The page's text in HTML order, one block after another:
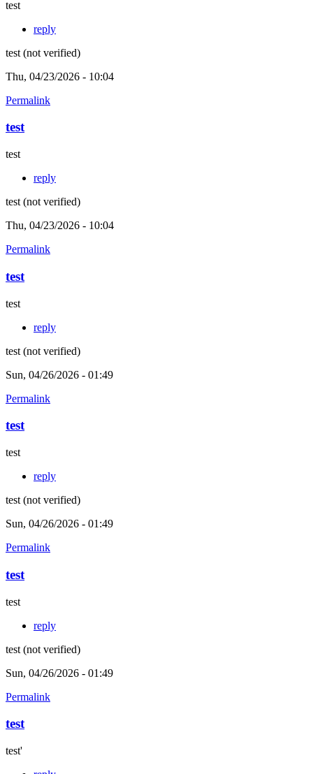
test
reply
test (not verified)
Thu, 04/23/2026 - 10:04
Permalink
test
test
reply
test (not verified)
Thu, 04/23/2026 - 10:04
Permalink
test
test
reply
test (not verified)
Sun, 04/26/2026 - 01:49
Permalink
test
test
reply
test (not verified)
Sun, 04/26/2026 - 01:49
Permalink
test
test
reply
test (not verified)
Sun, 04/26/2026 - 01:49
Permalink
test
test'